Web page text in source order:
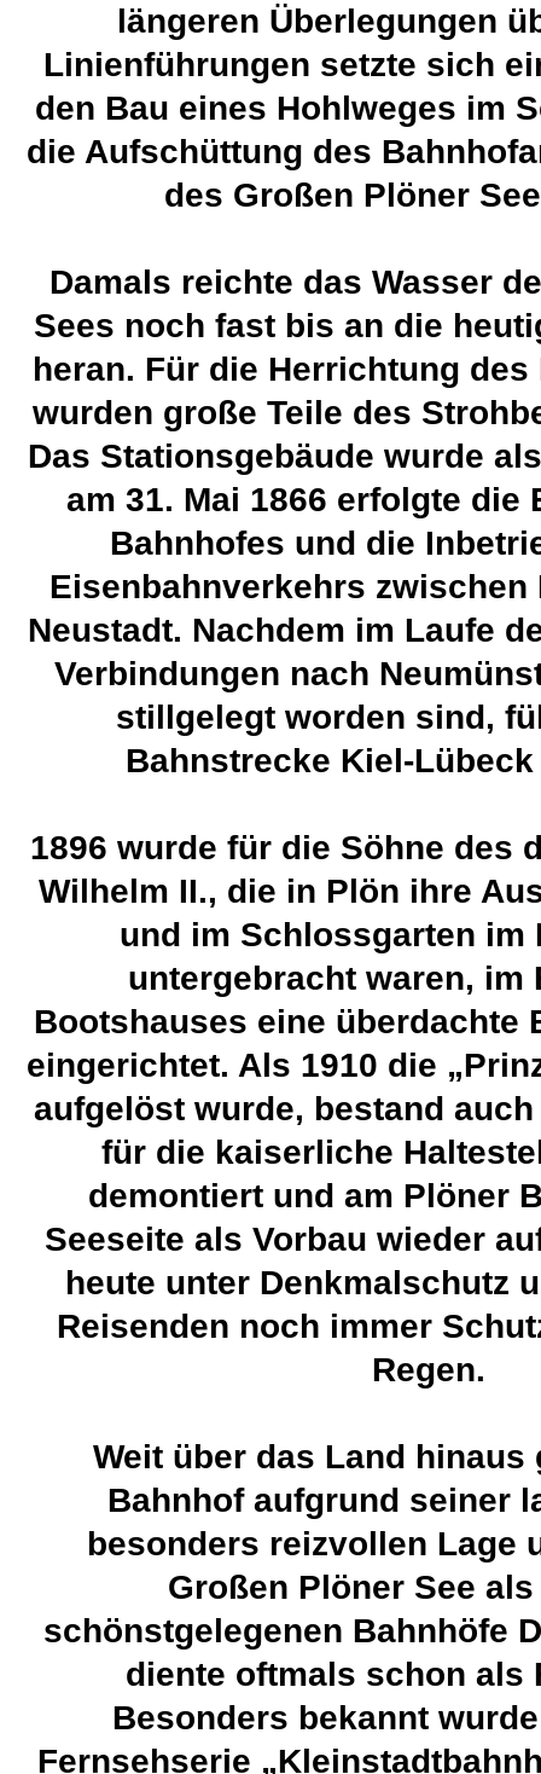
längeren Überlegungen
Linienführungen setzte sich
den Bau eines Hohlweges im
die Aufschüttung des
des Großen Plöner
Damals reichte das Wasser
Sees noch fast bis an die
heran. Für die Herrichtung
wurden große Teile des
Das Stationsgebäude wurde
am 31. Mai 1866 erfolgte die
Bahnhofes und die
Eisenbahnverkehrs zwischen
Neustadt. Nachdem im Laufe
Verbindungen nach
stillgelegt worden sind,
Bahnstrecke Kiel-
1896 wurde für die Söhne des
Wilhelm II., die in Plön ihre
und im Schlossgarten im
untergebracht waren, im
Bootshauses eine überdachte
eingerichtet. Als 1910 die
aufgelöst wurde, bestand
für die kaiserliche
demontiert und am Plöner
Seeseite als Vorbau wieder
heute unter Denkmalschutz
Reisenden noch immer
Regen.
Weit über das Land hinaus
Bahnhof aufgrund seiner
besonders reizvollen Lage
Großen Plöner See
schönstgelegenen Bahnhöfe
diente oftmals schon als
Besonders bekannt
Fernsehserie